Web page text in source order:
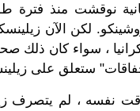
نوقشت منذ فترة
لكن الآن
، سواء كان ذلك
ستعلق على
نفسه ، لم يتصرف